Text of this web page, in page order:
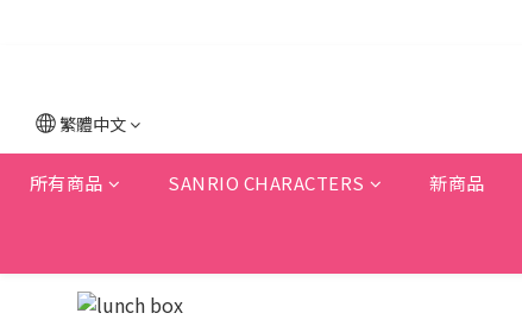
繁體中文
所有商品 SANRIO CHARACTERS 新商品